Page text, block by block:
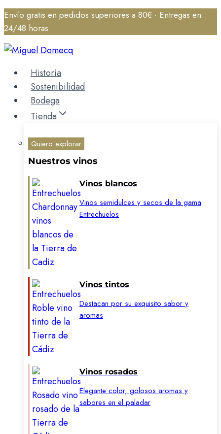
Saltar
al
contenido
Envío gratis en pedidos superiores a 80€ · Entregas en
24/48 horas
Historia
Sostenibilidad
Bodega
Tienda
Quiero explorar
Nuestros vinos
Vinos blancos
Vinos semidulces y secos de la gama
Entrechuelos
Vinos tintos
Destacan por su exquisito sabor y
aromas
Vinos rosados
Elegante color, golosos aromas y
sabores en el paladar